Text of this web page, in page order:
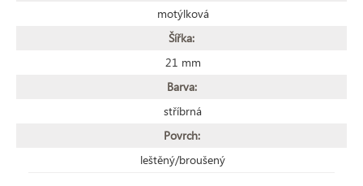
motýlková
Šířka:
21 mm
Barva:
stříbrná
Povrch:
leštěný/broušený